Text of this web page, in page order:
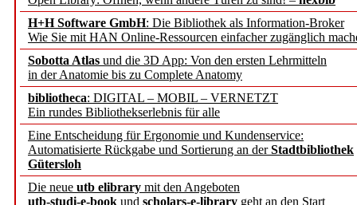
H+H Software GmbH: Die Bibliothek als Information-Broker
Wie Sie mit HAN Online-Ressourcen einfacher zugänglich
Sobotta Atlas und die 3D App: Von den ersten Lehrmitteln
in der Anatomie bis zu Complete Anatomy
bibliotheca: DIGITAL – MOBIL – VERNETZT
Ein rundes Bibliothekserlebnis für alle
Eine Entscheidung für Ergonomie und Kundenservice:
Automatisierte Rückgabe und Sortierung an derStadtbibliothek
Gütersloh
Die neue utb elibrary mit den Angeboten
utb-studi-e-book und scholars-e-library geht an den Start
und die Zeitschrift für
Francke Attempto
EBSCO Information
Recherchefunktionen in
Sorbisches Institut neu
Geschichte und